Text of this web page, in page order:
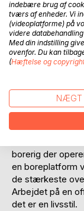
BESKRIVELSE
offshore
ud på østen,
sydkinesiske
olieselskab i
borerig der
en boreplatform
de stærkeste
Arbejdet på en
det er en livsstil.
indebære brug af
tværs af enheder. Vi
(videoplatforme) på
videre
Med din indstilling
ovenfor. Du kan
(Hæftelse og
NÆGT